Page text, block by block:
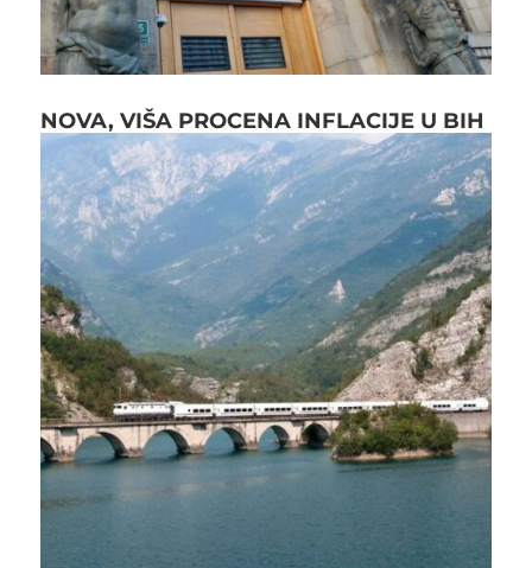
NOVA, VIŠA PROCENA INFLACIJE U BIH